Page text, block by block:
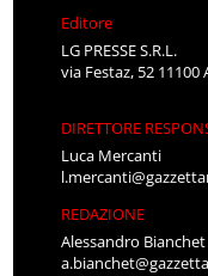
Editore
LG PRESSE S.R.L.
via Festaz, 52 11100
DIRETTORE
Luca Mercanti
REDAZIONE
Alessandro Bianchet